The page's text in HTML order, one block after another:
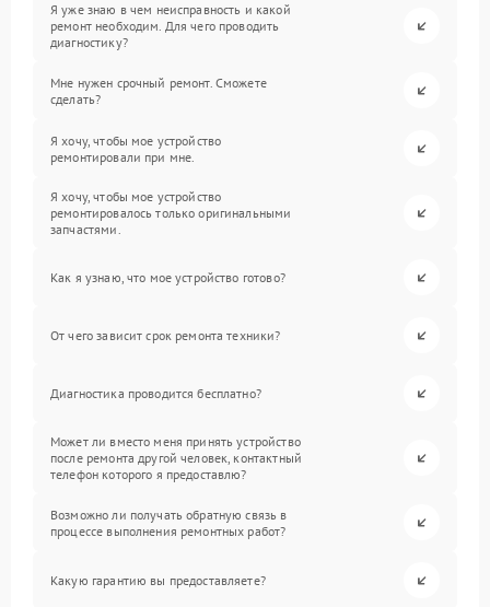
Я уже знаю в чем неисправность и какой
ремонт необходим. Для чего проводить
диагностику?
Мне нужен срочный ремонт. Сможете
сделать?
Я хочу, чтобы мое устройство
ремонтировали при мне.
Я хочу, чтобы мое устройство
ремонтировалось только оригинальными
запчастями.
Как я узнаю, что мое устройство готово?
От чего зависит срок ремонта техники?
Диагностика проводится бесплатно?
Может ли вместо меня принять устройство
после ремонта другой человек, контактный
телефон которого я предоставлю?
Возможно ли получать обратную связь в
процессе выполнения ремонтных работ?
Какую гарантию вы предоставляете?